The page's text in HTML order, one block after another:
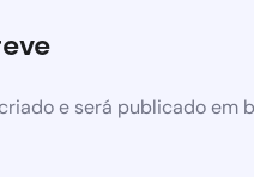
e será publicado em